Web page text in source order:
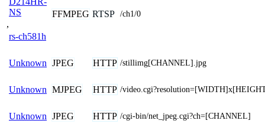
NS
,
rs-ch581h
FFMPEG RTSP /ch1/0
Unknown JPEG HTTP /stillimg[CHANNEL].jpg
Unknown MJPEG HTTP /
Unknown JPEG HTTP /cgi-bin/net_jpeg.cgi?ch=[CHANNEL]